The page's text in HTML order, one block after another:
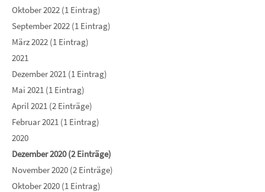
Oktober 2022 (1 Eintrag)
September 2022 (1 Eintrag)
März 2022 (1 Eintrag)
2021
Dezember 2021 (1 Eintrag)
Mai 2021 (1 Eintrag)
April 2021 (2 Einträge)
Februar 2021 (1 Eintrag)
2020
Dezember 2020 (2 Einträge)
November 2020 (2 Einträge)
Oktober 2020 (1 Eintrag)